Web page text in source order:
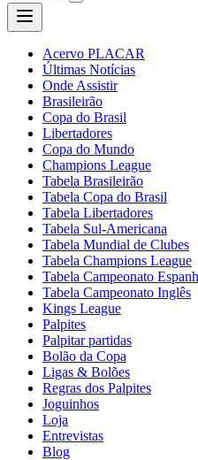
Acervo PLACAR
Últimas Notícias
Onde Assistir
Brasileirão
Copa do Brasil
Libertadores
Copa do Mundo
Champions League
Tabela Brasileirão
Tabela Copa do Brasil
Tabela Libertadores
Tabela Sul-Americana
Tabela Mundial de Clubes
Tabela Champions League
Tabela Campeonato
Tabela Campeonato Inglês
Kings League
Palpites
Palpitar partidas
Bolão da Copa
Ligas & Bolões
Regras dos Palpites
Joguinhos
Loja
Entrevistas
Blog